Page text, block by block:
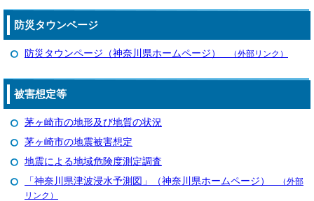
防災タウンページ
防災タウンページ（神奈川県ホームページ） （外部リンク）
被害想定等
茅ヶ崎市の地形及び地質の状況
茅ヶ崎市の地震被害想定
地震による地域危険度測定調査
「神奈川県津波浸水予測図」（神奈川県ホームページ）
（外部
リンク）